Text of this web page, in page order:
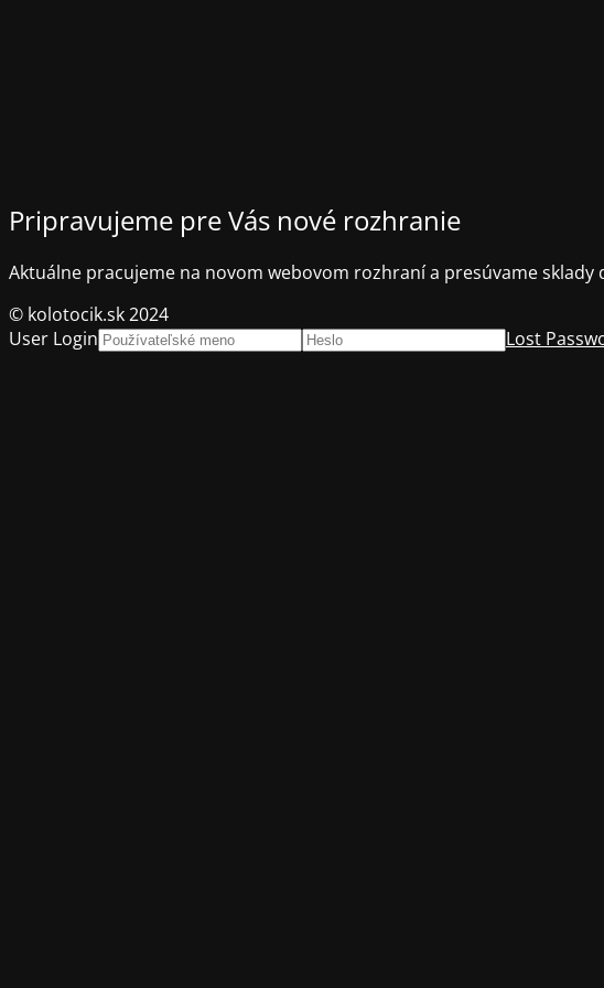
Pripravujeme pre Vás nové rozhranie
Aktuálne pracujeme na novom webovom rozhraní a presúvame sklady
© kolotocik.sk 2024
User Login
Lost